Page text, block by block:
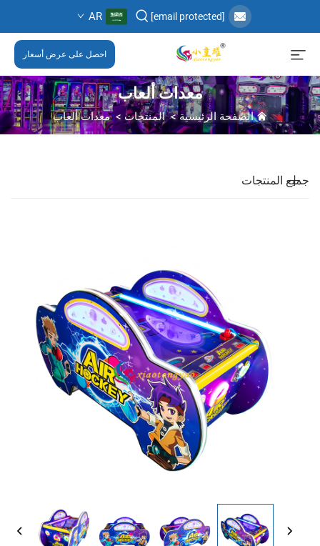
[email protected]
AR
احصل على عرض أسعار
معدات ألعاب
الصفحة الرئيسية>المنتجات >معدات ألعاب
جميع المنتجات